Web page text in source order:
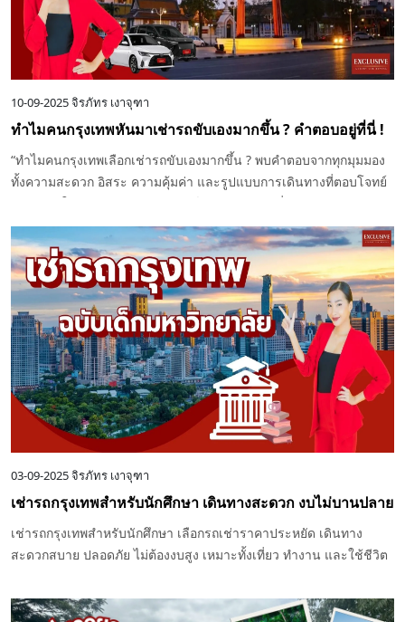
10-09-2025จิรภัทร เงาจุฑา
ทำไมคนกรุงเทพหันมาเช่ารถขับเองมากขึ้น ? คำตอบอยู่ที่นี่ !
“ทำไมคนกรุงเทพเลือกเช่ารถขับเองมากขึ้น ? พบคำตอบจากทุกมุมมอง
ทั้งความสะดวก อิสระ ความคุ้มค่า และรูปแบบการเดินทางที่ตอบโจทย์
ชีวิตเมืองใหญ่ พร้อมแนะนำเทรนด์เช่ารถกรุงเทพที่กำลังมาแรง”
03-09-2025จิรภัทร เงาจุฑา
เช่ารถกรุงเทพสำหรับนักศึกษา เดินทางสะดวก งบไม่บานปลาย
เช่ารถกรุงเทพสำหรับนักศึกษา เลือกรถเช่าราคาประหยัด เดินทาง
สะดวกสบาย ปลอดภัย ไม่ต้องงบสูง เหมาะทั้งเที่ยว ทำงาน และใช้ชีวิต